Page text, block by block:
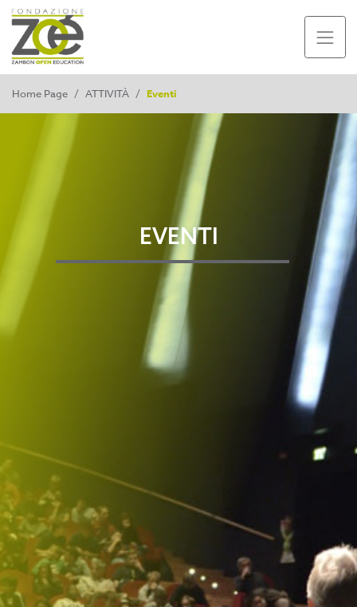
Home Page / ATTIVITÀ / Eventi
EVENTI